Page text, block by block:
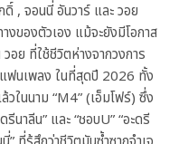
, จอนนี่ อันวาร์ และ วอย
งของตัวเอง แม้จะยังมีโอกาส
อย ที่ใช้ชีวิตห่างจากวงการ
ฟนเพลง ในที่สุดปี 2026 ทั้ง
ในนาม “M4” (เอ็มโฟร์) ซึ่ง
นาลีน” และ “ชอบU” “อะดรี